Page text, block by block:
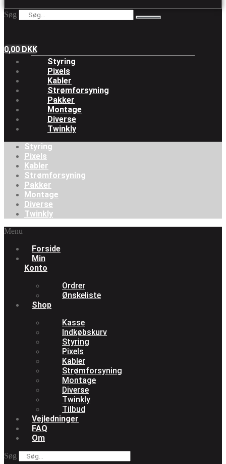
Søg
0,00 DKK
Styring
Pixels
Kabler
Strømforsyning
Pakker
Montage
Diverse
Twinkly
Styring
Pixels
Kabler
Strømforsyning
Pakker
Montage
Diverse
Twinkly
Menu
Forside
Min
Konto
Ordrer
Ønskeliste
Shop
Kasse
Indkøbskurv
Styring
Pixels
Kabler
Strømforsyning
Montage
Diverse
Twinkly
Tilbud
Vejledninger
FAQ
Om
Søg